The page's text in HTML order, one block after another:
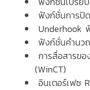
ฟังก์ชั่นการปิ
Underhook
ฟังก์ชั่นคำนว
การสื่อสารข
(WinCT)
อินเตอร์เฟซ